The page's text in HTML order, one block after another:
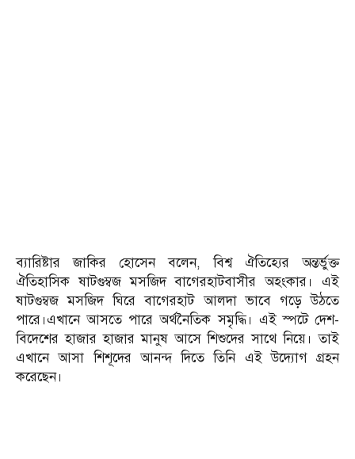
ব্যারিষ্টার জাকির হোসেন বলেন, বিশ্ব ঐতিহ্যের অন্তর্ভুক্ত
ঐতিহাসিক ষাটগুম্বজ মসজিদ বাগেরহাটবাসীর অহংকার। এই
ষাটগুম্বজ মসজিদ ঘিরে বাগেরহাট আলদা ভাবে গড়ে উঠতে
পারে।এখানে আসতে পারে অর্থনৈতিক সমৃদ্ধি। এই স্পটে দেশ-
বিদেশের হাজার হাজার মানুষ আসে শিশুদের সাথে নিয়ে। তাই
এখানে আসা শিশূদের আনন্দ দিতে তিনি এই উদ্যোগ গ্রহন
করেছেন।